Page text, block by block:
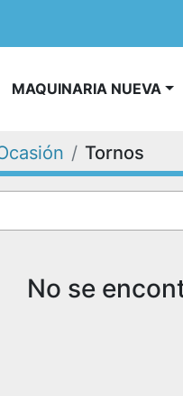
MAQUINARIA NUEVA
Tornos
No se